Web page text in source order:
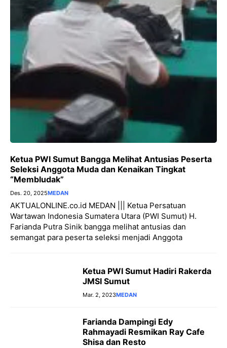
Ketua PWI Sumut Bangga Melihat Antusias Peserta
Seleksi Anggota Muda dan Kenaikan Tingkat
“Membludak”
Des. 20, 2025MEDAN
AKTUALONLINE.co.id MEDAN ||| Ketua Persatuan
Wartawan Indonesia Sumatera Utara (PWI Sumut) H.
Farianda Putra Sinik bangga melihat antusias dan
semangat para peserta seleksi menjadi Anggota
Ketua PWI Sumut Hadiri Rakerda
JMSI Sumut
Mar. 2, 2023MEDAN
Farianda Dampingi Edy
Rahmayadi Resmikan Ray Cafe
Shisa dan Resto